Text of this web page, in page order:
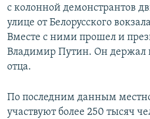
с колонной демонстрантов
улице от Белорусского
Вместе с ними прошел и
Владимир Путин. Он держал
отца.
По последним данным
участвуют более 250 тысяч